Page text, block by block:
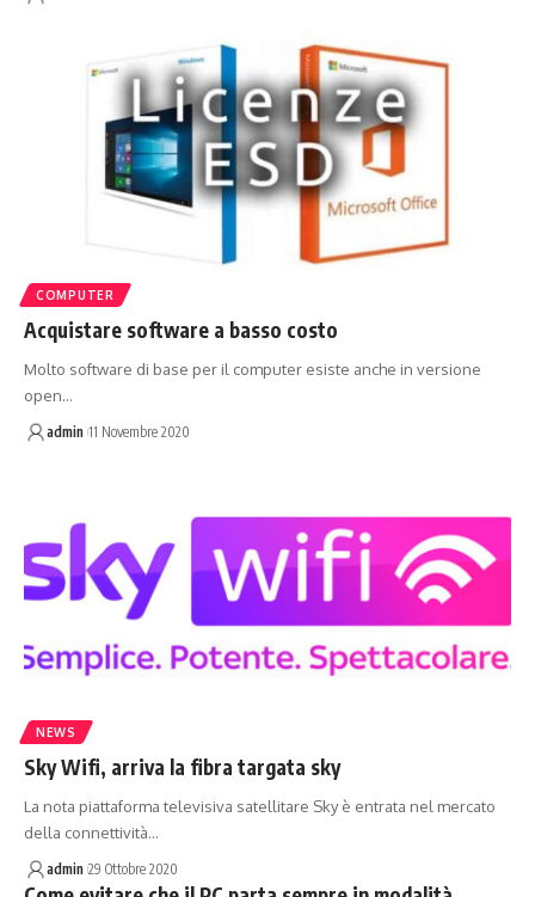
COMPUTER
Acquistare software a basso costo
Molto software di base per il computer esiste anche in versione
open…
admin 11 Novembre 2020
NEWS
Sky Wifi, arriva la fibra targata sky
La nota piattaforma televisiva satellitare Sky è entrata nel mercato
della connettività…
admin 29 Ottobre 2020